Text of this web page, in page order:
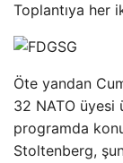
Toplantıya her
Öte yandan
32 NATO üyesi
programda
Stoltenberg,